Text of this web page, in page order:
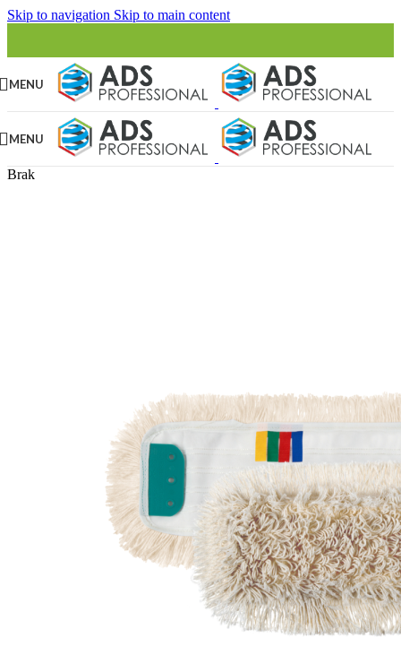
Skip to navigation Skip to main content
MENU
MENU
Brak